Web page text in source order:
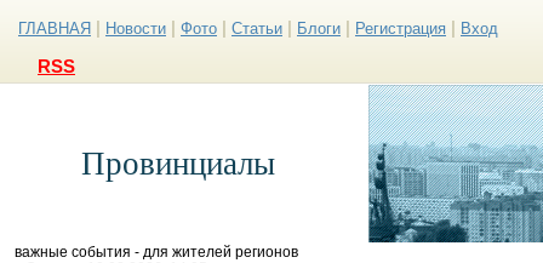
ГЛАВНАЯ Новости Фото Статьи Блоги Регистрация Вход
RSS
Провинциалы
важные события - для жителей регионов